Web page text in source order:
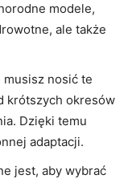
modele,
ale także
musisz nosić te
krótszych okresów
Dzięki temu
adaptacji.
jest, aby wybrać